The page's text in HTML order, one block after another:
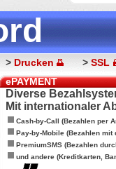
> Drucken > SSL
ePAYMENT
Diverse
Mit internationaler
Cash-by-Call (Bezahlen per
Pay-by-Mobile (Bezahlen mit
PremiumSMS (Bezahlen
und andere (Kreditkarten,